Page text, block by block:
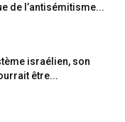
de l’antisémitisme...
israélien, son
être...